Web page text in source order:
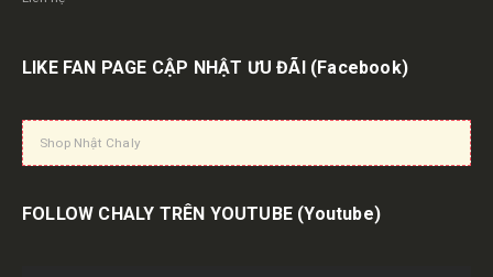
LIKE FAN PAGE CẬP NHẬT ƯU ĐÃI (Facebook)
Shop Nhật Chaly
FOLLOW CHALY TRÊN YOUTUBE (Youtube)